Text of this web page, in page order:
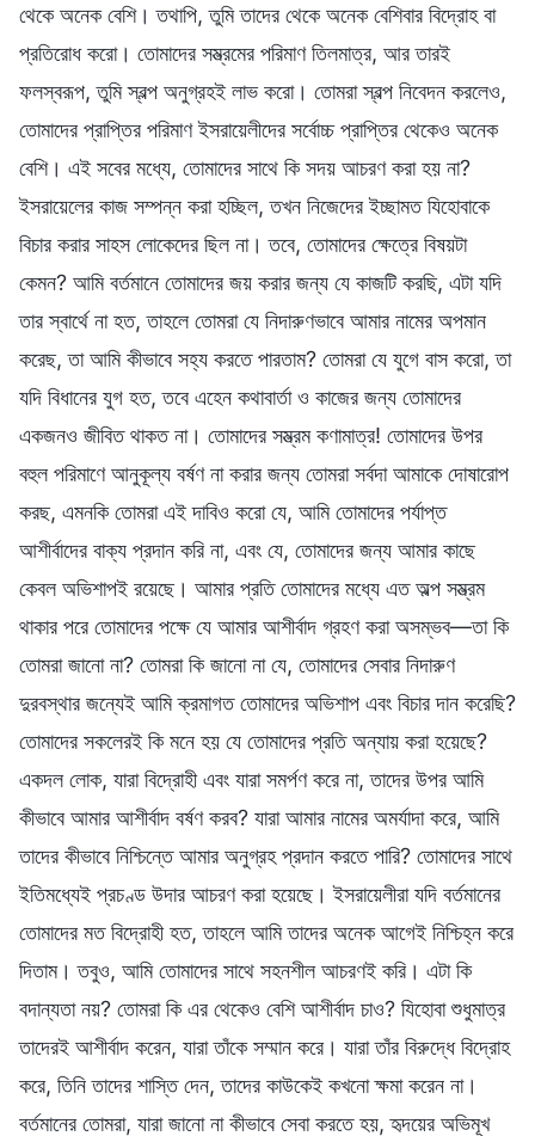
থেকে অনেক বেশি। তথাপি, তুমি তাদের থেকে অনেক বেশিবার বিদ্রোহ বা
প্রতিরোধ করো। তোমাদের সম্ভ্রমের পরিমাণ তিলমাত্র, আর তারই
ফলস্বরূপ, তুমি স্বল্প অনুগ্রহই লাভ করো। তোমরা স্বল্প নিবেদন করলেও,
তোমাদের প্রাপ্তির পরিমাণ ইসরায়েলীদের সর্বোচ্চ প্রাপ্তির থেকেও অনেক
বেশি। এই সবের মধ্যে, তোমাদের সাথে কি সদয় আচরণ করা হয় না?
ইসরায়েলের কাজ সম্পন্ন করা হচ্ছিল, তখন নিজেদের ইচ্ছামত যিহোবাকে
বিচার করার সাহস লোকেদের ছিল না। তবে, তোমাদের ক্ষেত্রে বিষয়টা
কেমন? আমি বর্তমানে তোমাদের জয় করার জন্য যে কাজটি করছি, এটা যদি
তার স্বার্থে না হত, তাহলে তোমরা যে নিদারুণভাবে আমার নামের অপমান
করেছ, তা আমি কীভাবে সহ্য করতে পারতাম? তোমরা যে যুগে বাস করো, তা
যদি বিধানের যুগ হত, তবে এহেন কথাবার্তা ও কাজের জন্য তোমাদের
একজনও জীবিত থাকত না। তোমাদের সম্ভ্রম কণামাত্র! তোমাদের উপর
বহুল পরিমাণে আনুকূল্য বর্ষণ না করার জন্য তোমরা সর্বদা আমাকে দোষারোপ
করছ, এমনকি তোমরা এই দাবিও করো যে, আমি তোমাদের পর্যাপ্ত
আশীর্বাদের বাক্য প্রদান করি না, এবং যে, তোমাদের জন্য আমার কাছে
কেবল অভিশাপই রয়েছে। আমার প্রতি তোমাদের মধ্যে এত অল্প সম্ভ্রম
থাকার পরে তোমাদের পক্ষে যে আমার আশীর্বাদ গ্রহণ করা অসম্ভব—তা কি
তোমরা জানো না? তোমরা কি জানো না যে, তোমাদের সেবার নিদারুণ
দুরবস্থার জন্যেই আমি ক্রমাগত তোমাদের অভিশাপ এবং বিচার দান করেছি?
তোমাদের সকলেরই কি মনে হয় যে তোমাদের প্রতি অন্যায় করা হয়েছে?
একদল লোক, যারা বিদ্রোহী এবং যারা সমর্পণ করে না, তাদের উপর আমি
কীভাবে আমার আশীর্বাদ বর্ষণ করব? যারা আমার নামের অমর্যাদা করে, আমি
তাদের কীভাবে নিশ্চিন্তে আমার অনুগ্রহ প্রদান করতে পারি? তোমাদের সাথে
ইতিমধ্যেই প্রচণ্ড উদার আচরণ করা হয়েছে। ইসরায়েলীরা যদি বর্তমানের
তোমাদের মত বিদ্রোহী হত, তাহলে আমি তাদের অনেক আগেই নিশ্চিহ্ন করে
দিতাম। তবুও, আমি তোমাদের সাথে সহনশীল আচরণই করি। এটা কি
বদান্যতা নয়? তোমরা কি এর থেকেও বেশি আশীর্বাদ চাও? যিহোবা শুধুমাত্র
তাদেরই আশীর্বাদ করেন, যারা তাঁকে সম্মান করে। যারা তাঁর বিরুদ্ধে বিদ্রোহ
করে, তিনি তাদের শাস্তি দেন, তাদের কাউকেই কখনো ক্ষমা করেন না।
বর্তমানের তোমরা, যারা জানো না কীভাবে সেবা করতে হয়, হৃদয়ের অভিমূখ